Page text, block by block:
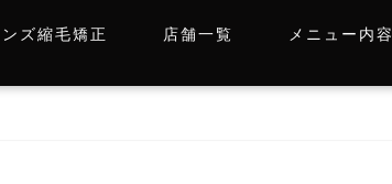
ンズ縮毛矯正 店舗一覧 メニュー内容